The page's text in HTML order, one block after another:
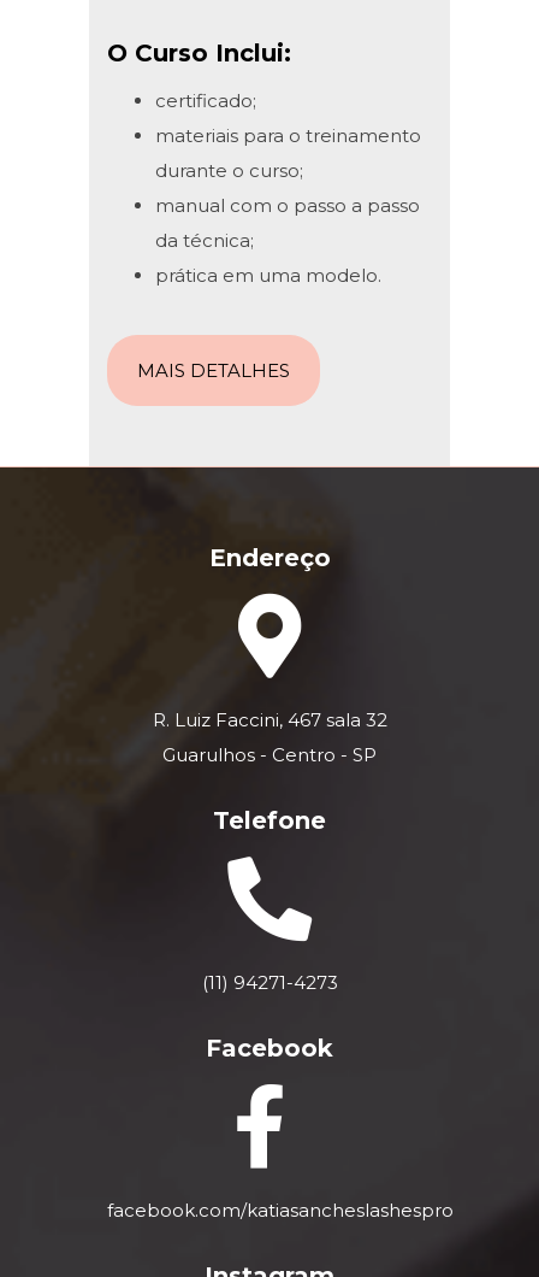
O Curso Inclui:
certificado;
materiais para o treinamento
durante o curso;
manual com o passo a passo
da técnica;
prática em uma modelo.
MAIS DETALHES
Endereço
R. Luiz Faccini, 467 sala 32
Guarulhos - Centro - SP
Telefone
(11) 94271-4273
Facebook
facebook.com/katiasancheslashespro